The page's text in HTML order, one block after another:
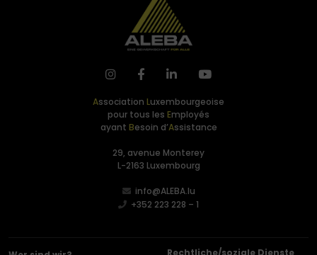
Association Luxembourgeoise
pour tous les Employés
ayant Besoin d’Assistance
29, avenue Monterey
L-2163 Luxembourg
info@ALEBA.lu
+352 223 228 – 1